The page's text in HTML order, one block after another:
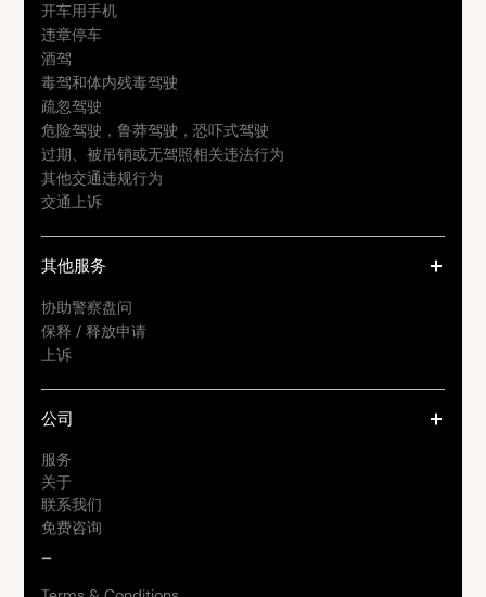
开车用手机
违章停车
酒驾
毒驾和体内残毒驾驶
疏忽驾驶
危险驾驶，鲁莽驾驶，恐吓式驾驶
过期、被吊销或无驾照相关违法行为
其他交通违规行为
交通上诉
其他服务
协助警察盘问
保释 / 释放申请
上诉
公司
服务
关于
联系我们
免费咨询
_